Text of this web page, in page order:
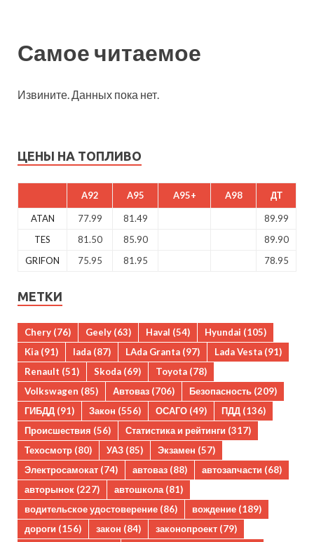
Самое читаемое
Извините. Данных пока нет.
ЦЕНЫ НА ТОПЛИВО
A92 A95 A95+ A98 ДТ
ATAN 77.99 81.49
89.99
TES
81.50 85.90
89.90
GRIFON
75.95 81.95 78.95
МЕТКИ
Chery (76) Geely (63) Haval (54) Hyundai (105)
Kia (91) lada (87) LAda Granta (97) Lada Vesta (91)
Renault (51) Skoda (69) Toyota (78)
Volkswagen (85) Автоваз (706) Безопасность (209)
ГИБДД (91) Закон (556) ОСАГО (49) ПДД (136)
Происшествия (56) Статистика и рейтинги (317)
Техосмотр (80) УАЗ (85) Экзамен (57)
Электросамокат (74) автоваз (88) автозапчасти (68)
авторынок (227) автошкола(81)
водительское удостоверение (86) вождение (189)
дороги (156) закон (84) законопроект (79)